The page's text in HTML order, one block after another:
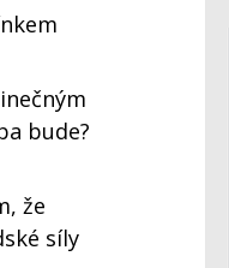
bude?
že
síly